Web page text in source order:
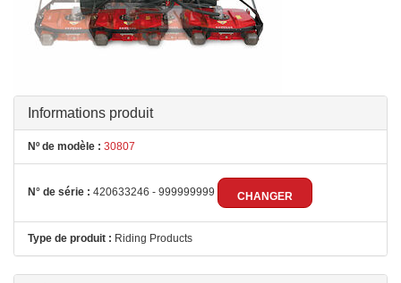
Informations produit
Nº de modèle : 30807
N° de série : 420633246 - 999999999 CHANGER
Type de produit : Riding Products